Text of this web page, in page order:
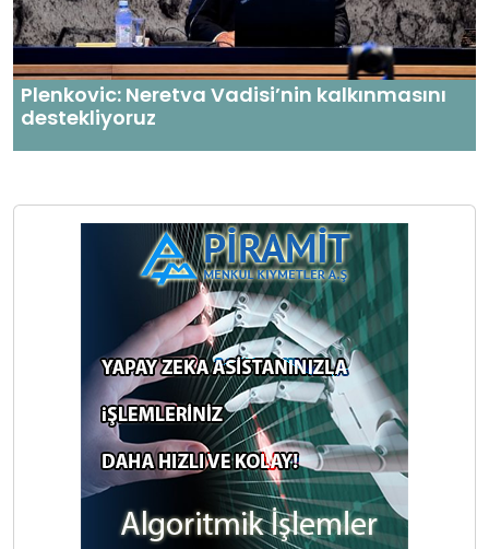
Plenkovic: Neretva Vadisi’nin kalkınmasını
destekliyoruz